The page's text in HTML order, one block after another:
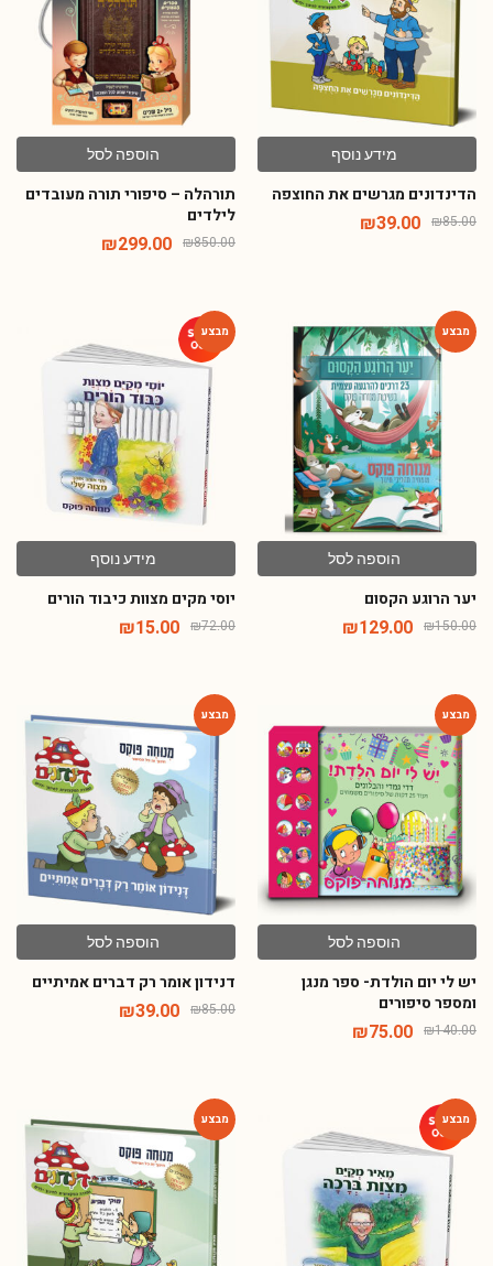
מידע נוסף
הדינדונים מגרשים את החוצפה
₪85.00
₪39.00
הוספה לסל
תורהלה – סיפורי תורה מעובדים
לילדים
₪850.00
₪299.00
הוספה לסל
יער הרוגע הקסום
₪150.00
₪129.00
מידע נוסף
יוסי מקים מצוות כיבוד הורים
₪72.00
₪15.00
הוספה לסל
יש לי יום הולדת- ספר מנגן
ומספר סיפורים
₪140.00
₪75.00
הוספה לסל
דנידון אומר רק דברים אמיתיים
₪85.00
₪39.00